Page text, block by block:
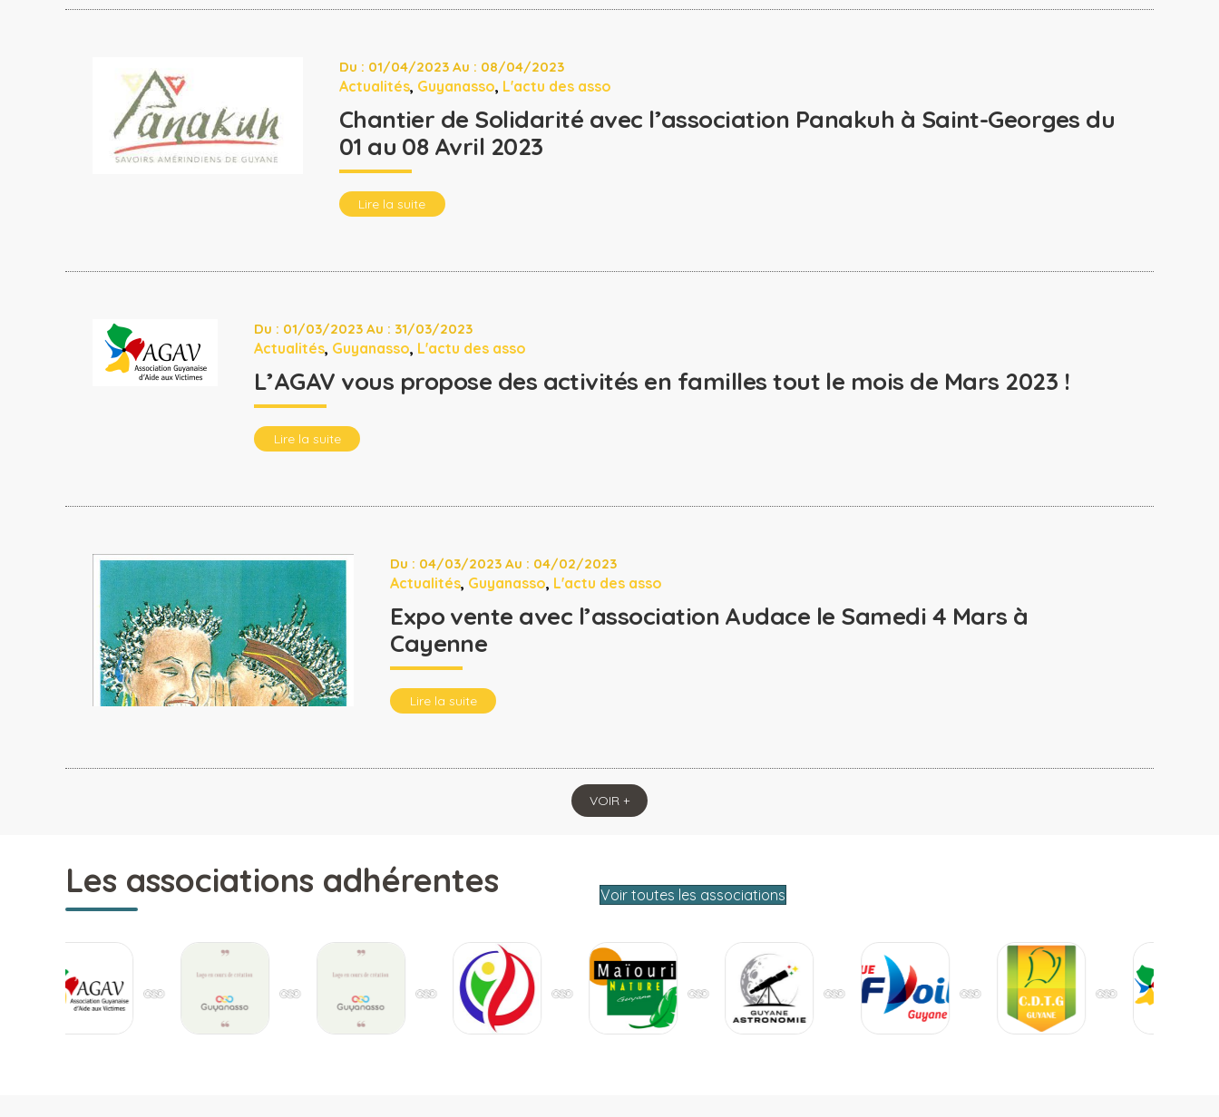
Du : 01/04/2023 Au : 08/04/2023
Actualités, Guyanasso, L'actu des asso
Chantier de Solidarité avec l’association Panakuh à Saint-Georges du
01 au 08 Avril 2023
Lire la suite
Du : 01/03/2023 Au : 31/03/2023
Actualités, Guyanasso, L'actu des asso
L’AGAV vous propose des activités en familles tout le mois de Mars 2023 !
Lire la suite
Du : 04/03/2023 Au : 04/02/2023
Actualités, Guyanasso, L'actu des asso
Expo vente avec l’association Audace le Samedi 4 Mars à
Cayenne
Lire la suite
VOIR +
Les associations adhérentes Voir toutes les associations